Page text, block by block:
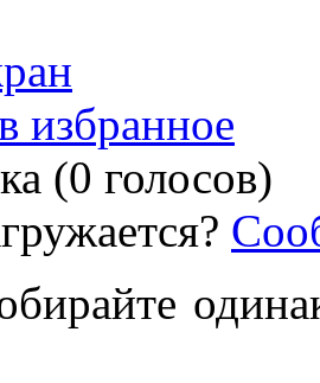
избранное
(0 голосов)